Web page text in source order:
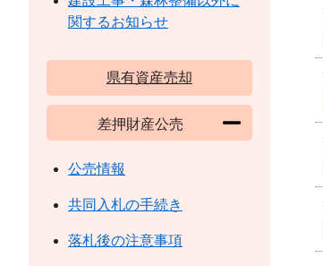
関するお知らせ
県有資産売却
差押財産公売
公売情報
共同入札の手続き
落札後の注意事項